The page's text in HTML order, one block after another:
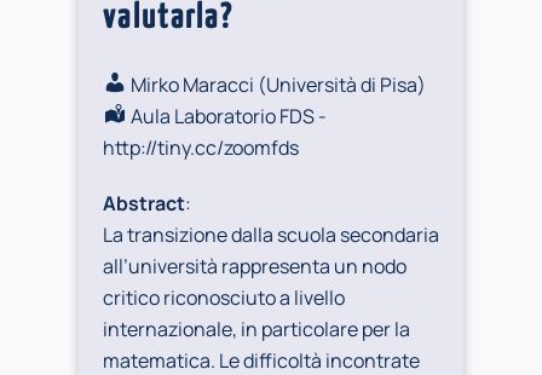
valutarla?
Mirko Maracci (Università di Pisa)
Aula Laboratorio FDS -
http://tiny.cc/zoomfds
Abstract:
La transizione dalla scuola secondaria
all’università rappresenta un nodo
critico riconosciuto a livello
internazionale, in particolare per la
matematica. Le difficoltà incontrate